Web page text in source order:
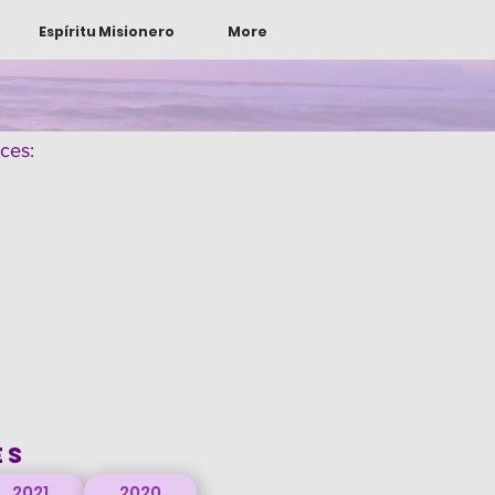
Espíritu Misionero More